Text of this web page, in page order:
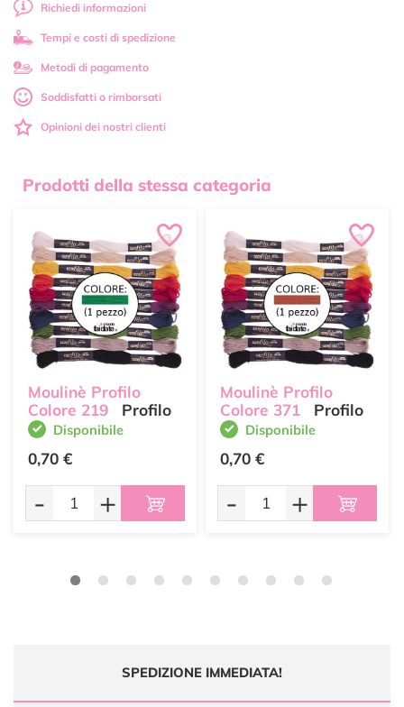
Richiedi informazioni
Tempi e costi di spedizione
Metodi di pagamento
Soddisfatti o rimborsati
Opinioni dei nostri clienti
Prodotti della stessa categoria
Moulinè Profilo
Colore 219
Profilo
Disponibile
0,70 €
- +
Moulinè Profilo
Colore 371
Profilo
Disponibile
0,70 €
- +
SPEDIZIONE IMMEDIATA!